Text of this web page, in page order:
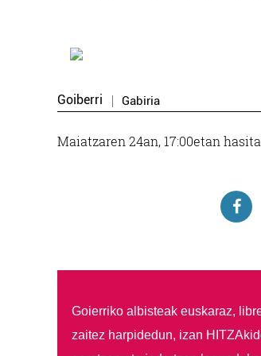
Goiberri Gabiria
Maiatzaren 24an, 17:00etan
Goierriko albisteak euskaraz,
zaitez harpidedun, izan